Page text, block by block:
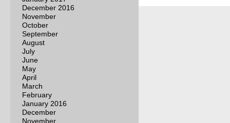
December 2016
November
October
September
August
July
June
May
April
March
February
January 2016
December
November